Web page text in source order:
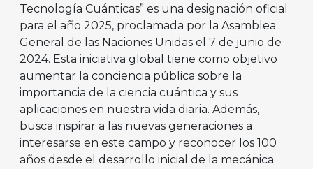
Tecnología Cuánticas” es una designación oficial
para el año 2025, proclamada por la Asamblea
General de las Naciones Unidas el 7 de junio de
2024. Esta iniciativa global tiene como objetivo
aumentar la conciencia pública sobre la
importancia de la ciencia cuántica y sus
aplicaciones en nuestra vida diaria. Además,
busca inspirar a las nuevas generaciones a
interesarse en este campo y reconocer los 100
años desde el desarrollo inicial de la mecánica